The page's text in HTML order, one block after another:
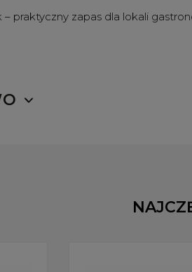
praktyczny zapas dla lokali